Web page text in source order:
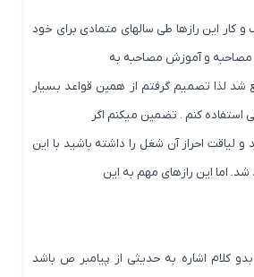
رازها طی سالهای متمادی برای خود
و آموزش مصاحبه به
لذا تصمیم گرفتم از همین قواعد بسیار
کنم . تضمین میکنم اگر
احراز آن شغل را داشته باشید با این
این رازهای مهم به این
اشاره به حدیثی از پیامبر ص باشد